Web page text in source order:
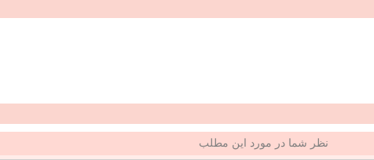
نظر شما در مورد این مطلب